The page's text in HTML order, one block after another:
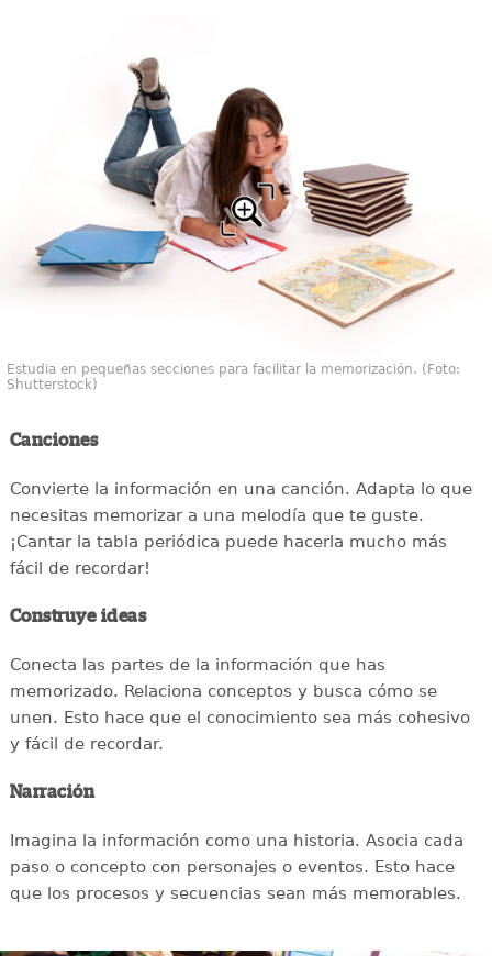
Estudia en pequeñas secciones para facilitar la memorización. (Foto:
Shutterstock)
Canciones
Convierte la información en una canción. Adapta lo que
necesitas memorizar a una melodía que te guste.
¡Cantar la tabla periódica puede hacerla mucho más
fácil de recordar!
Construye ideas
Conecta las partes de la información que has
memorizado. Relaciona conceptos y busca cómo se
unen. Esto hace que el conocimiento sea más cohesivo
y fácil de recordar.
Narración
Imagina la información como una historia. Asocia cada
paso o concepto con personajes o eventos. Esto hace
que los procesos y secuencias sean más memorables.